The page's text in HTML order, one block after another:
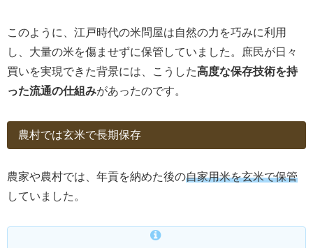
このように、江戸時代の米問屋は自然の力を巧みに利用
し、大量の米を傷ませずに保管していました。庶民が日々
買いを実現できた背景には、こうした高度な保存技術を持
った流通の仕組みがあったのです。
農村では玄米で長期保存
農家や農村では、年貢を納めた後の自家用米を玄米で保管
していました。